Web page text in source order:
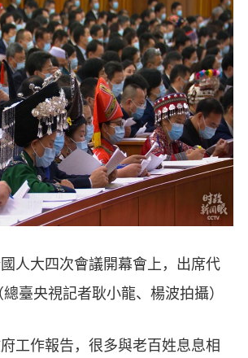
大四次會議開幕會上，出席代
臺央視記者耿小龍、楊波拍攝）
作報告，很多與老百姓息息相